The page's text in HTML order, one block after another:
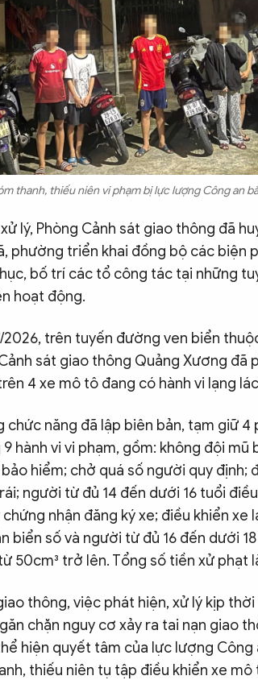
thanh, thiếu niên vi phạm bị lực lượng Công an
lý, Phòng Cảnh sát giao thông đã
phường triển khai đồng bộ các biện
bố trí các tổ công tác tại những
hoạt động.
trên tuyến đường ven biển
sát giao thông Quảng Xương đã
4 xe mô tô đang có hành vi lạng
chức năng đã lập biên bản, tạm giữ
hành vi vi phạm, gồm: không đội mũ
hiểm; chở quá số người quy định;
người từ đủ 14 đến dưới 16 tuổi
nhận đăng ký xe; điều khiển xe
biển số và người từ đủ 16 đến dưới
50cm³ trở lên. Tổng số tiền xử phạt
thông, việc phát hiện, xử lý kịp
chặn nguy cơ xảy ra tai nạn giao
hiện quyết tâm của lực lượng Công
thiếu niên tụ tập điều khiển xe mô